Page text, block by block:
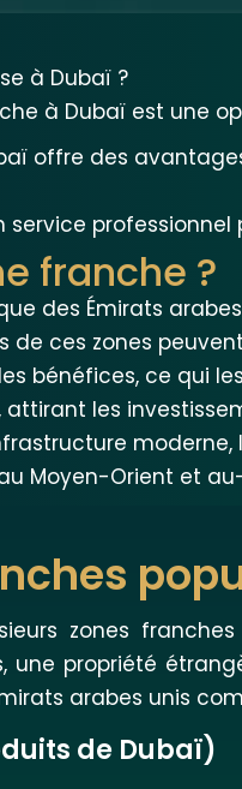
à Dubaï ?
à Dubaï est une
offre des
professionnel
franche ?
des Émirats
ces zones
bénéfices, ce qui
attirant les
Moyen-Orient et
zones
propriété
arabes unis
de Dubaï)